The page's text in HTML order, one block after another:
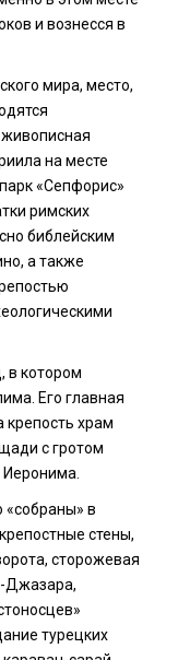
и вознесся в
мира, место,
на месте
«Сепфорис»
римских
библейским
а также
в котором
Его главная
крепость храм
с гротом
«собраны» в
стены,
сторожевая
Джазара,
турецких